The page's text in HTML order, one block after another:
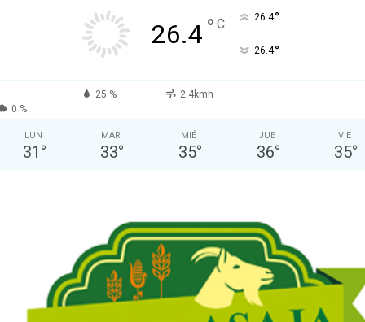
26.4 ° C 26.4°
26.4°
25 %
2.4kmh
0 %
LUN
31 °
MAR
33°
MIÉ
35°
JUE
36°
VIE
35°